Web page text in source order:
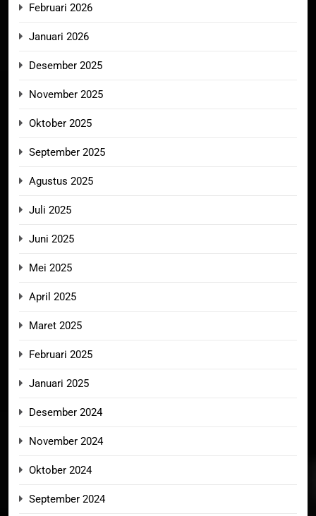
Februari 2026
Januari 2026
Desember 2025
November 2025
Oktober 2025
September 2025
Agustus 2025
Juli 2025
Juni 2025
Mei 2025
April 2025
Maret 2025
Februari 2025
Januari 2025
Desember 2024
November 2024
Oktober 2024
September 2024